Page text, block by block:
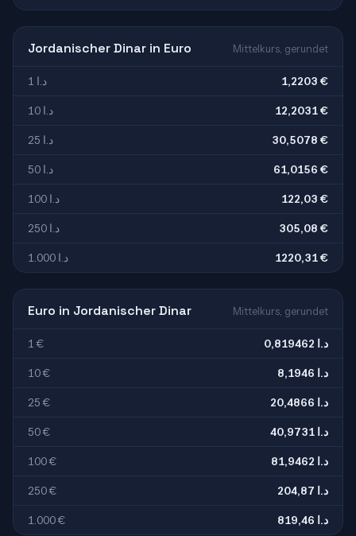
Jordanischer Dinar in Euro Mittelkurs, gerundet
1 د.ا 1,2203 €
10 د.ا 12,2031 €
25 د.ا 30,5078 €
50 د.ا 61,0156 €
100 د.ا 122,03 €
250 د.ا 305,08 €
1.000 د.ا 1220,31 €
Euro in Jordanischer Dinar Mittelkurs, gerundet
1 € 0,819462 د.ا
10 € 8,1946 د.ا
25 € 20,4866 د.ا
50 € 40,9731 د.ا
100 € 81,9462 د.ا
250 € 204,87 د.ا
1.000 € 819,46 د.ا